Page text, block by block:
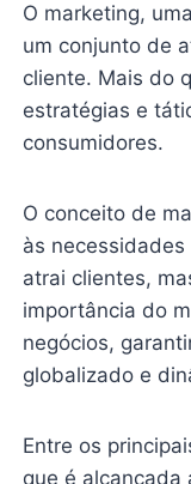
O marketing,
um conjunto de
cliente. Mais do
estratégias e
consumidores.
O conceito de
às
atrai clientes,
importância do
negócios,
globalizado e
Entre os
que é alcançada